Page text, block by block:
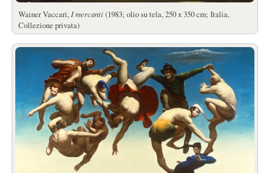
Wainer Vaccari, I mercanti(1983; olio su tela, 250 x 350 cm; Italia,
Collezione privata)